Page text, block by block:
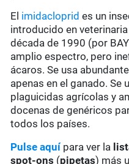
El imidacloprid es un
introducido en
década de 1990 (por
amplio espectro, pero
ácaros. Se usa
apenas en el ganado. Se
plaguicidas agrícolas y
docenas de genéricos
todos los países.
Pulse aquípara ver la
spot-ons (pipetas) más